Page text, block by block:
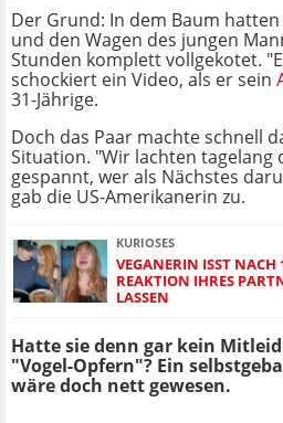
Der Grund: In dem Baum
und den Wagen des jungen
Stunden komplett vollgekotet.
schockiert ein Video, als er sein
31-Jährige.
Doch das Paar machte schnell
Situation. "Wir lachten
gespannt, wer als Nächstes
gab die US-Amerikanerin zu.
KURIOSES
VEGANERIN ISST NACH
REAKTION IHRES
LASSEN
Hatte sie denn gar kein
"Vogel-Opfern"? Ein
wäre doch nett gewesen.